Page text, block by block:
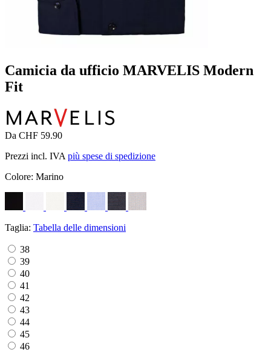
Camicia da ufficio MARVELIS Modern
Fit
Da CHF 59.90
Prezzi incl. IVA più spese di spedizione
Colore: Marino
Taglia: Tabella delle dimensioni
38
39
40
41
42
43
44
45
46